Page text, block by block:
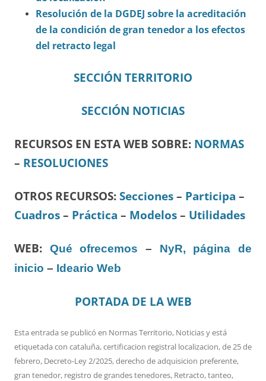
Resolución de la DGDEJ sobre la acreditación
de la condición de gran tenedor a los efectos
del retracto legal
SECCIÓN TERRITORIO
SECCIÓN NOTICIAS
RECURSOS EN ESTA WEB SOBRE: NORMAS
– RESOLUCIONES
OTROS RECURSOS: Secciones – Participa –
Cuadros – Práctica – Modelos – Utilidades
WEB: Qué ofrecemos – NyR, página de
inicio – Ideario Web
PORTADA DE LA WEB
Esta entrada se publicó en Normas Territorio, Noticiasy está
etiquetada con cataluña,certificacion registral localizacion,de 25 de
febrero, Decreto-Ley 2/2025,derecho de adquisicion preferente,
gran tenedor, registro de grandes tenedores, Retracto,tanteo,